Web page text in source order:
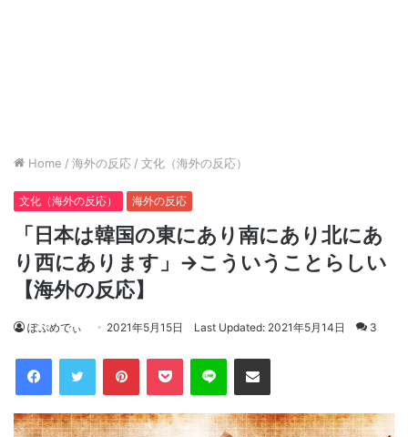
Home / 海外の反応 / 文化（海外の反応）
文化（海外の反応） 海外の反応
「日本は韓国の東にあり南にあり北にあ
り西にあります」→こういうことらしい
【海外の反応】
ぽぷめでぃ 2021年5月15日 Last Updated: 2021年5月14日 3
FacebookTwitter PinterestPocket Line Share via Email